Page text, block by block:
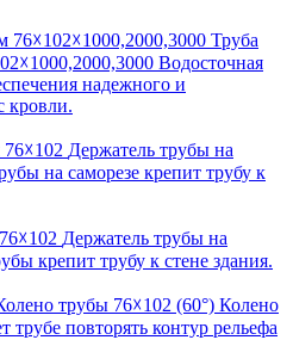
76☓102☓1000,2000,3000 Труба
Водосточная
надежного и
кровли.
Держатель трубы на
на саморезе крепит трубу к
Держатель трубы на
крепит трубу к стене здания.
трубы 76☓102 (60°) Колено
трубе повторять контур рельефа